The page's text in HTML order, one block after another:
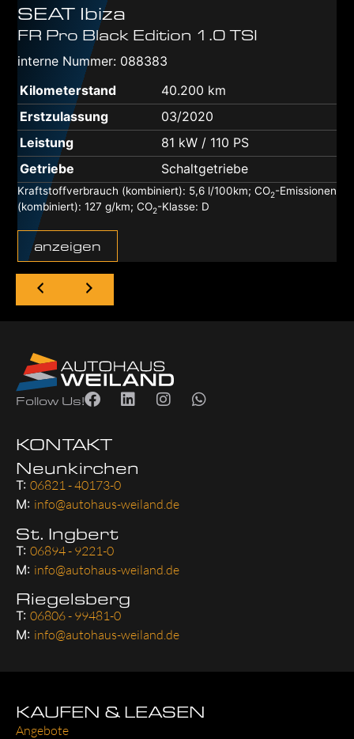
SEAT Ibiza
FR Pro Black Edition 1.0 TSI
interne Nummer: 088383
Kilometerstand
40.200 km
Erstzulassung
03/2020
Leistung
81 kW / 110 PS
Getriebe
Schaltgetriebe
Kraftstoffverbrauch (kombiniert): 5,6 l/100km; CO2-Emissionen
(kombiniert): 127 g/km; CO2-Klasse: D
anzeigen
Follow Us!
KONTAKT
Neunkirchen
T: 06821 - 40173-0
M: info@autohaus-weiland.de
St. Ingbert
T: 06894 - 9221-0
M: info@autohaus-weiland.de
Riegelsberg
T: 06806 - 99481-0
M: info@autohaus-weiland.de
KAUFEN & LEASEN
Ange­bo­te